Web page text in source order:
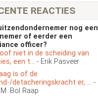
REACTIES
nog een
of eerder een
officer?
niet in de scheiding van
een t... - Erik Pasveer
is of de
detacheringskracht er, ... -
Bol Raap